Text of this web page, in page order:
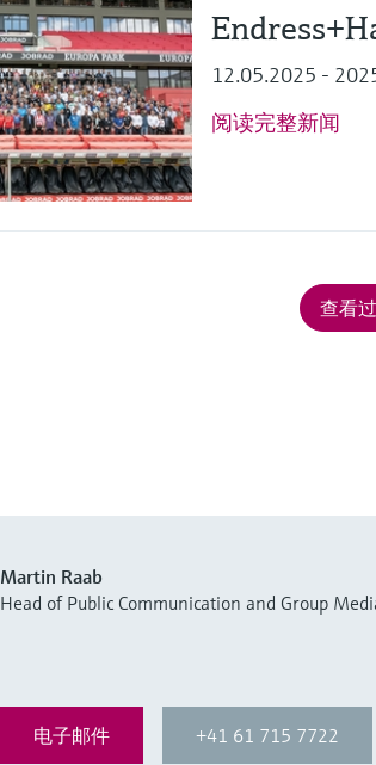
12.05.2025 -
阅读完整新闻
查看
Martin Raab
Head of Public Communication and Group
电子邮件 +41 61 715 7722